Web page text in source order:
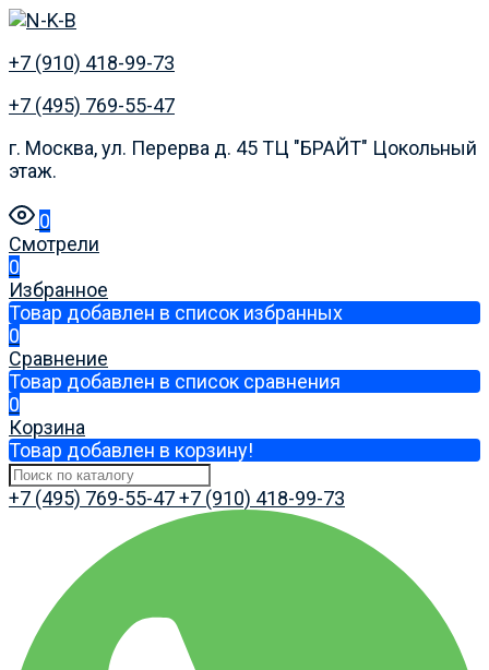
+7 (910) 418-99-73
+7 (495) 769-55-47
г. Москва, ул. Перерва д. 45 ТЦ "БРАЙТ" Цокольный
этаж.
0
Смотрели
0
Избранное
Товар добавлен в список избранных
0
Сравнение
Товар добавлен в список сравнения
0
Корзина
Товар добавлен в корзину!
+7 (495) 769-55-47+7 (910) 418-99-73